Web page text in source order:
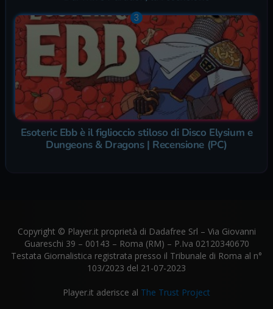
Esoteric Ebb è il figlioccio stiloso di Disco Elysium e
Dungeons & Dragons | Recensione (PC)
Copyright © Player.it proprietà di Dadafree Srl – Via Giovanni
Guareschi 39 – 00143 – Roma (RM) – P.Iva 02120340670
Testata Giornalistica registrata presso il Tribunale di Roma al n°
103/2023 del 21-07-2023
Player.it aderisce al The Trust Project